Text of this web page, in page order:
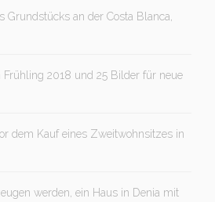
Grundstücks an der Costa Blanca,
Frühling 2018 und 25 Bilder für neue
dem Kauf eines Zweitwohnsitzes in
werden, ein Haus in Denia mit